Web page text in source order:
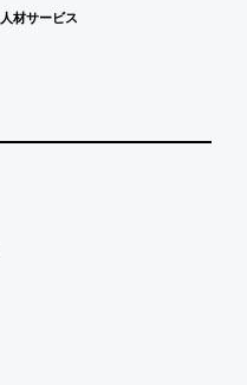
人材サービス